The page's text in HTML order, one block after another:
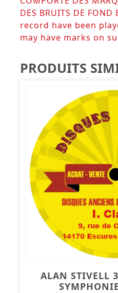
DES BRUITS DE FOND
record have been
may have marks on
PRODUITS
ALAN STIVELL